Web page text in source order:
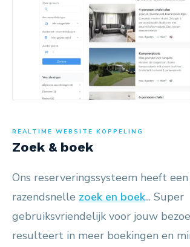
REALTIME WEBSITE KOPPELING
Zoek & boek
Ons reserveringssysteem heeft
razendsnelle zoek en boek... Super
gebruiksvriendelijk voor jouw
resulteert in meer boekingen en